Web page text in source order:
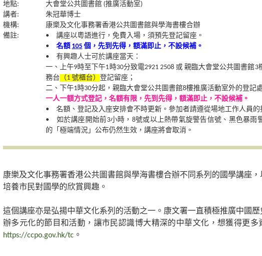
地點:
大會堂公共圖書館 (推廣活動室)
講者:
朱冠華博士
機構:
康樂及文化事務署香港公共圖書館與學海書樓合辦
備註:
• 講座以粵語進行，免費入場，須預先登記留座。
• 名額 105 個，先到先得，額滿即止，不設候補。
• 有興趣人士可於講座當天：
一、上午9時至下午1時30分致電2921 2508 或 親臨大會堂公共圖書館3
務台 （1 號櫃台） 登記留座；
二、下午1時30分起，親臨大會堂公共圖書館8樓推廣活動室外的登記
一人一額方式登記，名額有限，先到先得，額滿即止，不設候補。
• 名額、登記及入座安排會不時更新。參加者請遵從場地工作人員的
• 如於講座開始前3小時，8號或以上熱帶氣旋警告信號、黑色暴雨
的「極端情況」公布仍然生效，講座將會取消。
康樂及文化事務署香港公共圖書館與學海書樓合辦不同系列的國學講座
培養市民對國學的欣賞興趣。
這個講座亦是弘揚中華文化系列的活動之一。康文署一直積極推廣中國
辦多元化的節目和活動，讓市民認識博大精深的中華文化，想獲得更多
https://ccpo.gov.hk/tc 。